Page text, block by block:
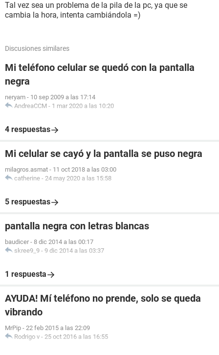
Tal vez sea un problema de la pila de la pc, ya que se
cambia la hora, intenta cambiándola =)
Discusiones similares
Mi teléfono celular se quedó con la pantalla
negra
neryam - 10 sep 2009 a las 17:14
AndreaCCM - 1 mar 2020 a las 10:20
4 respuestas
Mi celular se cayó y la pantalla se puso negra
milagros.asmat - 11 oct 2018 a las 03:00
catherine - 24 may 2020 a las 15:58
5 respuestas
pantalla negra con letras blancas
baudicer - 8 dic 2014 a las 00:17
skree9_9 - 9 dic 2014 a las 03:37
1 respuesta
AYUDA! Mí teléfono no prende, solo se queda
vibrando
MrPip - 22 feb 2015 a las 22:09
Rodrigo v - 25 oct 2016 a las 16:55